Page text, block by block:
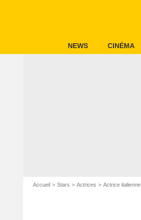
NEWS CINÉMA
Accueil Stars Actrices Actrice italienne